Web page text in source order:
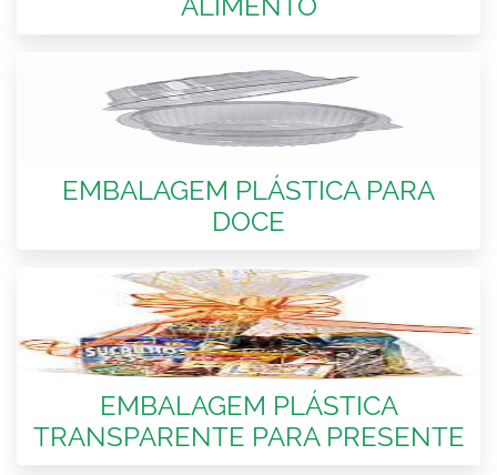
EMBALAGEM PLÁSTICA PARA
DOCE
EMBALAGEM PLÁSTICA
TRANSPARENTE PARA PRESENTE